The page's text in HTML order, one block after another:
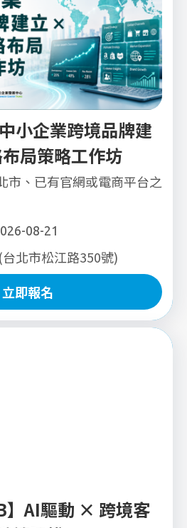
小企業跨境品牌建
局策略工作坊
市、已有官網或電商平台之
08-21
北市松江路350號)
立即報名
立即報名
】AI驅動 × 跨境客